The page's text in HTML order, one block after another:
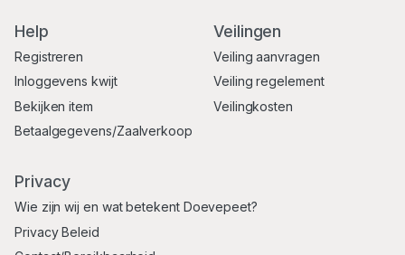
Help
Registreren
Inloggevens kwijt
Bekijken item
Betaalgegevens/Zaalverkoop
Veilingen
Veiling aanvragen
Veiling regelement
Veilingkosten
Privacy
Wie zijn wij en wat betekent Doevepeet?
Privacy Beleid